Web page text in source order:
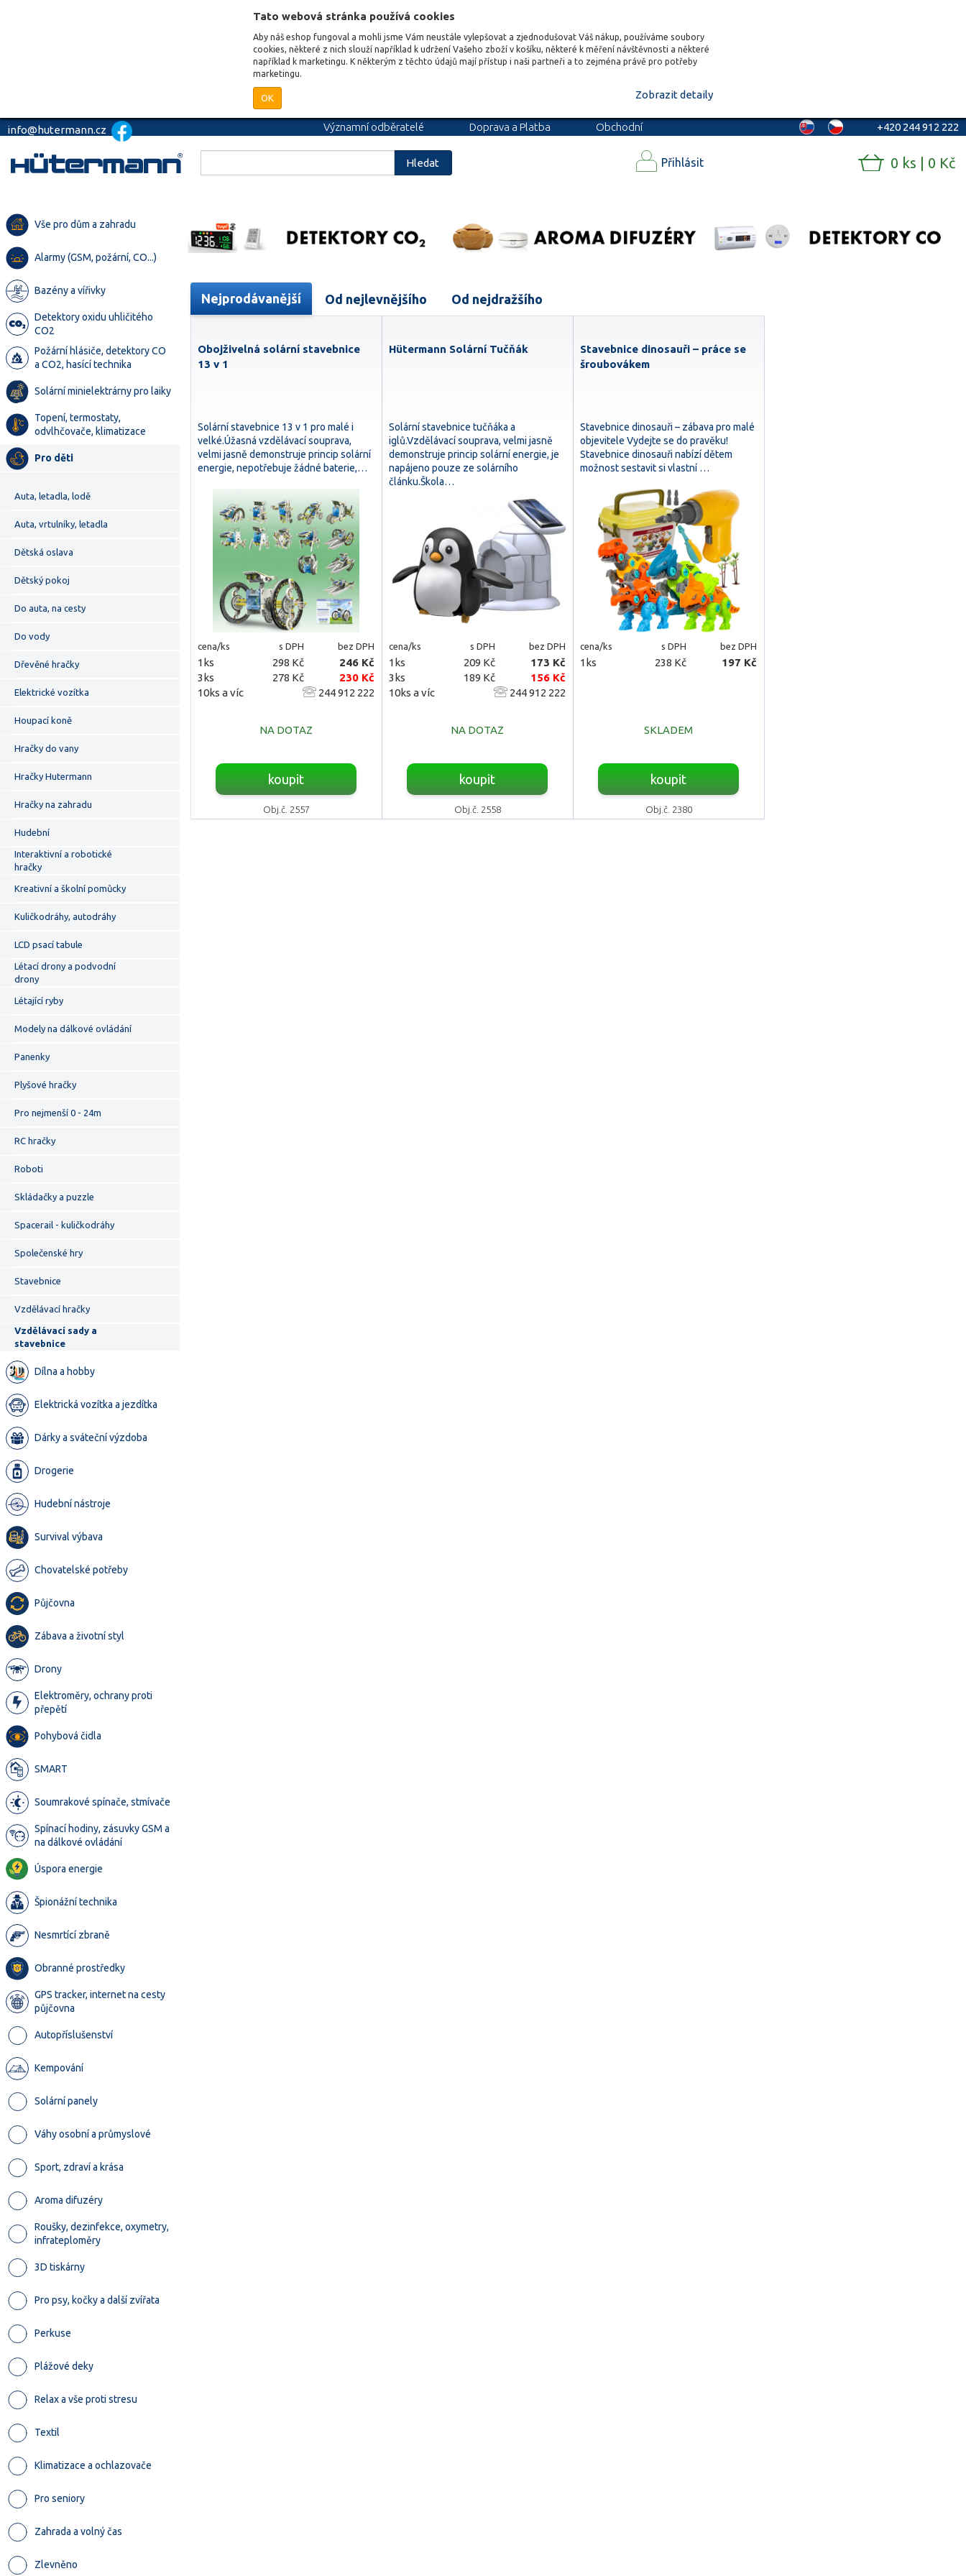
Tato webová stránka používá cookies
Aby náš eshop fungoval a mohli jsme Vám neustále vylepšovat a zjednodušovat Váš nákup, používáme soubory
cookies, některé z nich slouží například k udržení Vašeho zboží v košíku, některé k měření návštěvnosti a některé
například k marketingu. K některým z těchto údajů mají přístup i naši partneři a to zejména právě pro potřeby
marketingu.
OK Zobrazit detaily
info@hutermann.cz Významní odběratelé Doprava a Platba
Obchodní
+420 244 912 222
Hledat Přihlásit 0 ks | 0 Kč
Vše pro dům a zahradu
Alarmy (GSM, požární, CO...)
Bazény a vířivky
Detektory oxidu uhličitého
CO2
Požární hlásiče, detektory CO
a CO2, hasící technika
Solární minielektrárny pro laiky
Topení, termostaty,
odvlhčovače, klimatizace
Pro děti
Auta, letadla, lodě
Auta, vrtulníky, letadla
Dětská oslava
Dětský pokoj
Do auta, na cesty
Do vody
Dřevěné hračky
Elektrické vozítka
Houpací koně
Hračky do vany
Hračky Hutermann
Hračky na zahradu
Hudební
Interaktivní a robotické
hračky
Kreativní a školní pomůcky
Kuličkodráhy, autodráhy
LCD psací tabule
Létací drony a podvodní
drony
Létající ryby
Modely na dálkové ovládání
Panenky
Plyšové hračky
Pro nejmenší 0 - 24m
RC hračky
Roboti
Skládačky a puzzle
Spacerail - kuličkodráhy
Společenské hry
Stavebnice
Vzdělávací hračky
Vzdělávací sady a
stavebnice
Dílna a hobby
Elektrická vozítka a jezdítka
Dárky a sváteční výzdoba
Drogerie
Hudební nástroje
Survival výbava
Chovatelské potřeby
Půjčovna
Zábava a životní styl
Drony
Elektroměry, ochrany proti
přepětí
Pohybová čidla
SMART
Soumrakové spínače, stmívače
Spínací hodiny, zásuvky GSM a
na dálkové ovládání
Úspora energie
Špionážní technika
Nesmrtící zbraně
Obranné prostředky
GPS tracker, internet na cesty
půjčovna
Autopříslušenství
Kempování
Solární panely
Váhy osobní a průmyslové
Sport, zdraví a krása
Aroma difuzéry
Roušky, dezinfekce, oxymetry,
infrateploměry
3D tiskárny
Pro psy, kočky a další zvířata
Perkuse
Plážové deky
Relax a vše proti stresu
Textil
Klimatizace a ochlazovače
Pro seniory
Zahrada a volný čas
Zlevněno
Nejprodávanější Od nejlevnějšího Od nejdražšího
Obojživelná solární stavebnice
13 v 1
Solární stavebnice 13 v 1 pro malé i
velké.Úžasná vzdělávací souprava,
velmi jasně demonstruje princip solární
energie, nepotřebuje žádné baterie,…
cena/ks s DPH bez DPH
1ks 298 Kč
246 Kč
3ks
278 Kč
230 Kč
10ks a víc
244 912 222
NA DOTAZ
koupit
Obj.č. 2557
Hütermann Solární Tučňák
Solární stavebnice tučňáka a
iglů.Vzdělávací souprava, velmi jasně
demonstruje princip solární energie, je
napájeno pouze ze solárního
článku.Škola…
cena/ks s DPH bez DPH
1ks 209 Kč
173 Kč
3ks
189 Kč
156 Kč
10ks a víc
244 912 222
NA DOTAZ
koupit
Obj.č. 2558
Stavebnice dinosauři – práce se
šroubovákem
Stavebnice dinosauři – zábava pro malé
objevitele Vydejte se do pravěku!
Stavebnice dinosauři nabízí dětem
možnost sestavit si vlastní …
cena/ks s DPH bez DPH
1ks 238 Kč 197 Kč
SKLADEM
koupit
Obj.č. 2380